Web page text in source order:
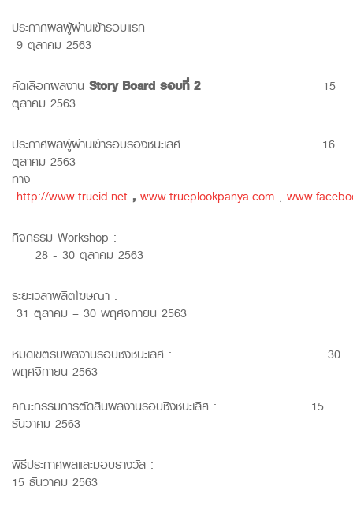
ประกาศผลผู้ผ่านเข้ารอบแรก
9 ตุลาคม 2563
คัดเลือกผลงาน Story Board รอบที่ 215
ตุลาคม 2563
ประกาศผลผู้ผ่านเข้ารอบรองชนะเลิศ 16
ตุลาคม 2563
ทาง
http://www.trueid.net , www.trueplookpanya.com ,
กิจกรรม Workshop :
28 - 30 ตุลาคม 2563
ระยะเวลาผลิตโฆษณา :
31 ตุลาคม – 30 พฤศจิกายน 2563
หมดเขตรับผลงานรอบชิงชนะเลิศ : 30
พฤศจิกายน 2563
คณะกรรมการตัดสินผลงานรอบชิงชนะเลิศ : 15
ธันวาคม 2563
พิธีประกาศผลและมอบรางวัล :
15 ธันวาคม 2563